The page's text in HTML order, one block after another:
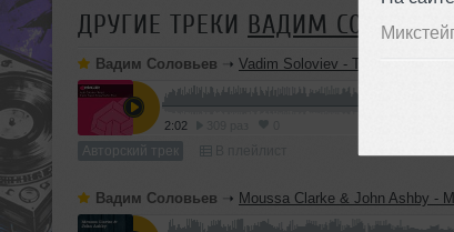
ДРУГИЕ ТРЕКИ ВАДИМ СОЛОВЬЕВ
Вадим Соловьев ➝ Vadim Soloviev - Tempo (Original
2:02
Авторский трек
Вадим Соловьев ➝ Moussa Clarke & John Ashby - Much Better